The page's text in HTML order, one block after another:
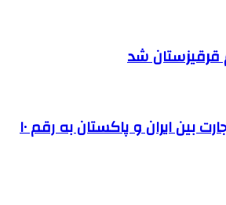
قرقیزستان شد
افزایش حجم تجارت بین ایران و پاکستان به رقم ۱۰